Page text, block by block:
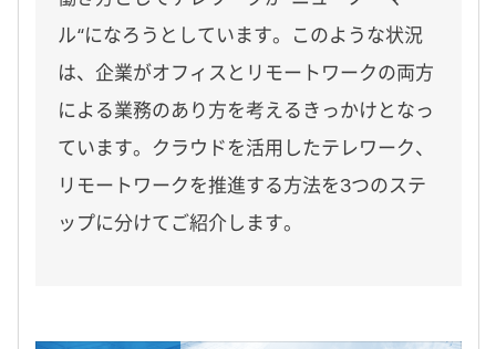
ル“になろうとしています。このような状況
は、企業がオフィスとリモートワークの両方
による業務のあり方を考えるきっかけとなっ
ています。クラウドを活用したテレワーク、
リモートワークを推進する方法を3つのステ
ップに分けてご紹介します。